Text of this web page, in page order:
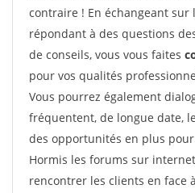
contraire ! En échangeant sur
répondant à des questions
de conseils, vous vous faites
pour vos qualités
Vous pourrez également
fréquentent, de longue date,
des opportunités en plus
Hormis les forums sur
rencontrer les clients en face